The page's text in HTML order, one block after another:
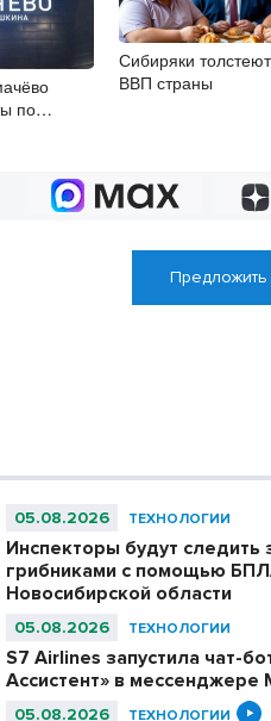
по
Сибиряки
ВВП страны
Предложить
05.08.2026 ТЕХНОЛОГИИ
Инспекторы будут следить
грибниками с помощью
Новосибирской области
05.08.2026 ТЕХНОЛОГИИ
S7 Airlines запустила чат-
Ассистент» в мессенджере
05.08.2026 ТЕХНОЛОГИИ